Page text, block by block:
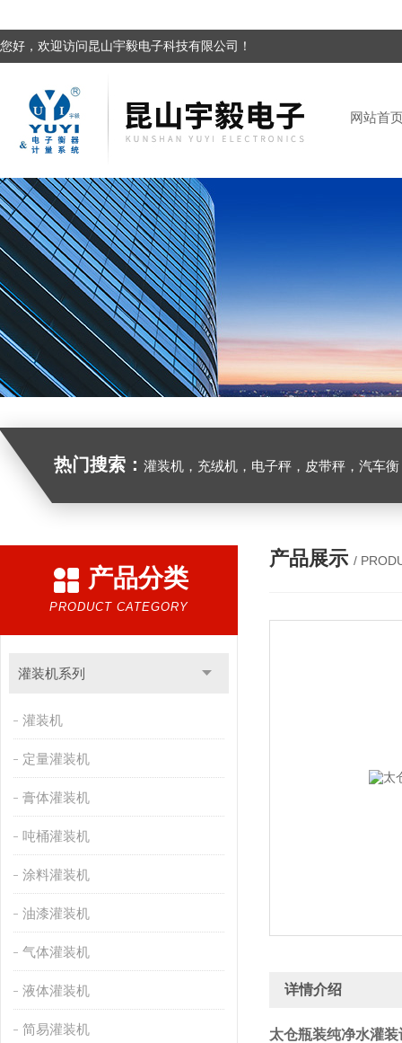
您好，欢迎访问昆山宇毅电子科技有限公司！
网站首
热门搜索： 灌装机，充绒机，电子秤，皮带秤，汽车
产品分类
PRODUCT CATEGORY
灌装机系列
灌装机
定量灌装机
膏体灌装机
吨桶灌装机
涂料灌装机
油漆灌装机
气体灌装机
液体灌装机
简易灌装机
产品展示 /
详情介绍
太仓瓶装纯净水灌装